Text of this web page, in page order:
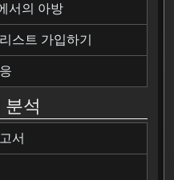
서의 아방
스트 가입하기
분석
서